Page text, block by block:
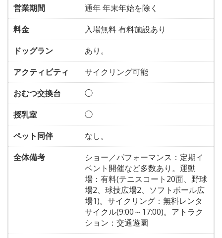
営業期間
通年 年末年始を除く
料金
入場無料 有料施設あり
ドッグラン
あり。
アクティビティ
サイクリング可能
おむつ交換台
◯
授乳室
◯
ペット同伴
なし。
全体備考
ショー／パフォーマンス：定期イ
ベント開催など多数あり。運動
場：有料(テニスコート20面、野球
場2、球技広場2、ソフトボール広
場1)。サイクリング：無料レンタ
サイクル(9:00～17:00)。アトラク
ション：交通遊園